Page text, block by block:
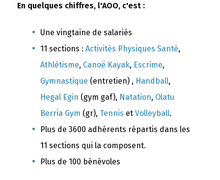
En quelques chiffres, l'AOO, c'est :
Une vingtaine de salariés
11 sections : Activités Physiques Santé,
Athlétisme, Canoë Kayak, Escrime,
Gymnastique (entretien) , Handball,
Hegal Egin (gym gaf), Natation, Olatu
Berria Gym (gr), Tennis et Volleyball.
Plus de 3600 adhérents répartis dans les
11 sections qui la composent.
Plus de 100 bénévoles